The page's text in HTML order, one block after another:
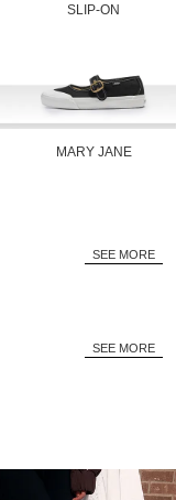
SLIP-ON
MARY JANE
SEE MORE
SEE MORE